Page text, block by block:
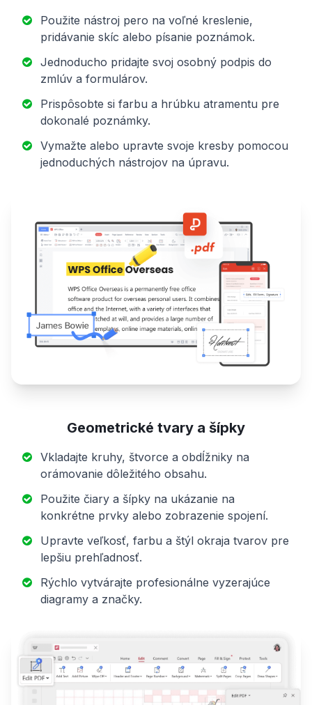
Použite nástroj pero na voľné kreslenie,
pridávanie skíc alebo písanie poznámok.
Jednoducho pridajte svoj osobný podpis do
zmlúv a formulárov.
Prispôsobte si farbu a hrúbku atramentu pre
dokonalé poznámky.
Vymažte alebo upravte svoje kresby pomocou
jednoduchých nástrojov na úpravu.
Geometrické tvary a šípky
Vkladajte kruhy, štvorce a obdĺžniky na
orámovanie dôležitého obsahu.
Použite čiary a šípky na ukázanie na
konkrétne prvky alebo zobrazenie spojení.
Upravte veľkosť, farbu a štýl okraja tvarov pre
lepšiu prehľadnosť.
Rýchlo vytvárajte profesionálne vyzerajúce
diagramy a značky.